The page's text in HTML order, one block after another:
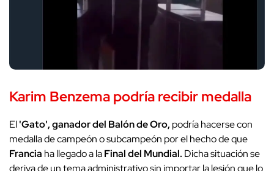
Karim Benzema podría recibir medalla
El'Gato', ganador del Balón de Oro, podría hacerse con
medalla de campeón o subcampeón por el hecho de que
Francia ha llegado a laFinal del Mundial. Dicha situación se
deriva de un tema administrativo sin importar la lesión que lo